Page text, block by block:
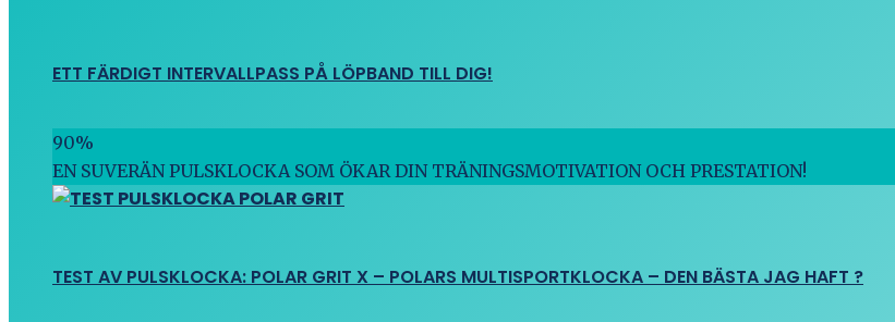
ETT FÄRDIGT INTERVALLPASS PÅ LÖPBAND TILL DIG!
90%
EN SUVERÄN PULSKLOCKA SOM ÖKAR DIN TRÄNINGSMOTIVATION OCH PRESTATION!
TEST AV PULSKLOCKA: POLAR GRIT X – POLARS MULTISPORTKLOCKA – DEN BÄSTA JAG HAFT ?